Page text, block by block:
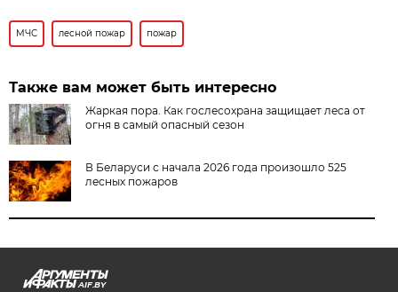
МЧС лесной пожар пожар
Также вам может быть интересно
Жаркая пора. Как гослесохрана защищает леса от
огня в самый опасный сезон
В Беларуси с начала 2026 года произошло 525
лесных пожаров
AIF.BY